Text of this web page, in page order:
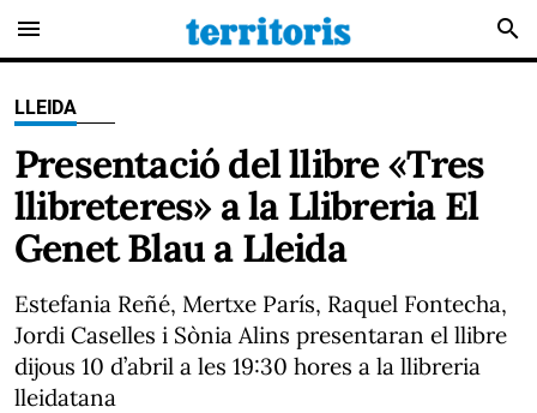
menu search
LLEIDA
Presentació del llibre «Tres
llibreteres» a la Llibreria El
Genet Blau a Lleida
Estefania Reñé, Mertxe París, Raquel Fontecha,
Jordi Caselles i Sònia Alins presentaran el llibre
dijous 10 d’abril a les 19:30 hores a la llibreria
lleidatana